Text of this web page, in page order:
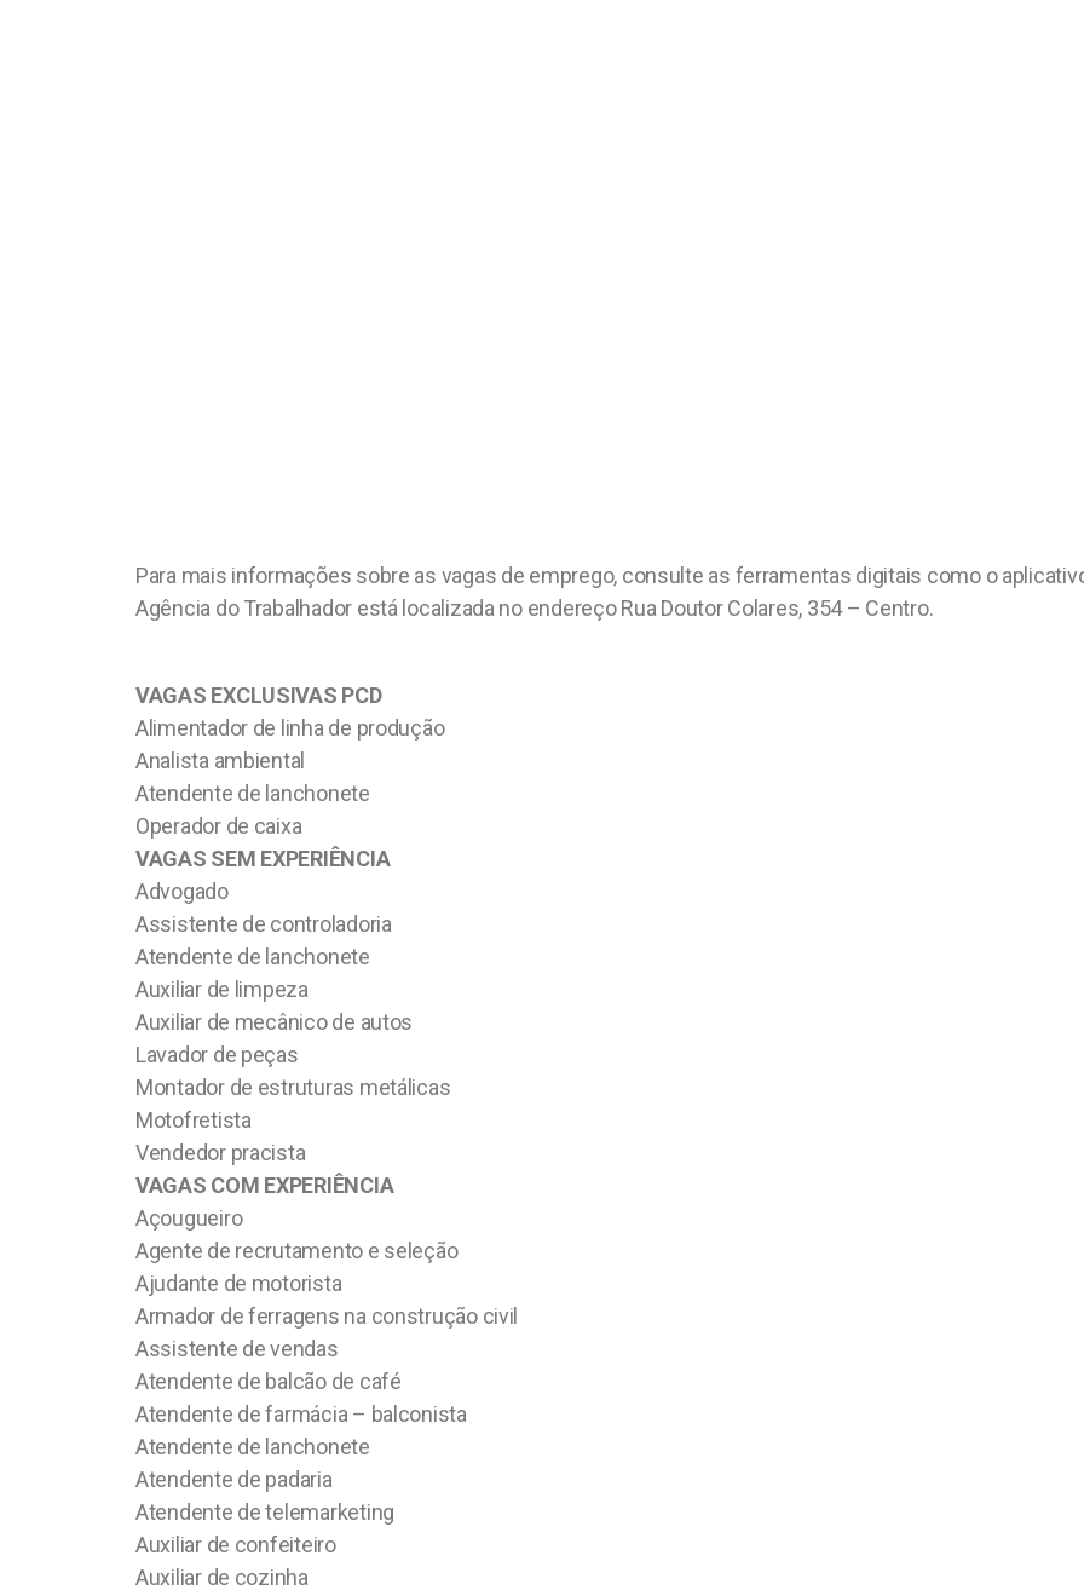
Para mais informações sobre as vagas de emprego, consulte as ferramentas digitais como o
Agência do Trabalhador está localizada no endereço Rua Doutor Colares, 354 – Centro.
VAGAS EXCLUSIVAS PCD
Alimentador de linha de produção
Analista ambiental
Atendente de lanchonete
Operador de caixa
VAGAS SEM EXPERIÊNCIA
Advogado
Assistente de controladoria
Atendente de lanchonete
Auxiliar de limpeza
Auxiliar de mecânico de autos
Lavador de peças
Montador de estruturas metálicas
Motofretista
Vendedor pracista
VAGAS COM EXPERIÊNCIA
Açougueiro
Agente de recrutamento e seleção
Ajudante de motorista
Armador de ferragens na construção civil
Assistente de vendas
Atendente de balcão de café
Atendente de farmácia – balconista
Atendente de lanchonete
Atendente de padaria
Atendente de telemarketing
Auxiliar de confeiteiro
Auxiliar de cozinha